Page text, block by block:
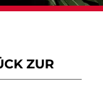
ZUR